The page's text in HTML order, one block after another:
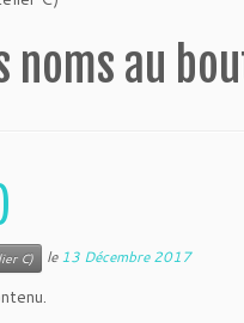
noms au
C) le13 Décembre 2017